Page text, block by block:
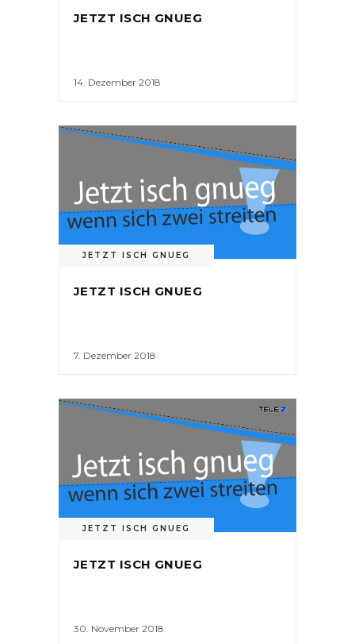
JETZT ISCH GNUEG
14. Dezember 2018
JETZT ISCH GNUEG
JETZT ISCH GNUEG
7. Dezember 2018
JETZT ISCH GNUEG
JETZT ISCH GNUEG
30. November 2018